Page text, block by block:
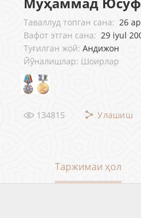
Таваллуд топган сана: 26
Вафот этган сана: 29 iyul
Туғилган жой: Андижон
Йўналишлар: Шоирлар
134815 Улашиш
Таржимаи ҳол